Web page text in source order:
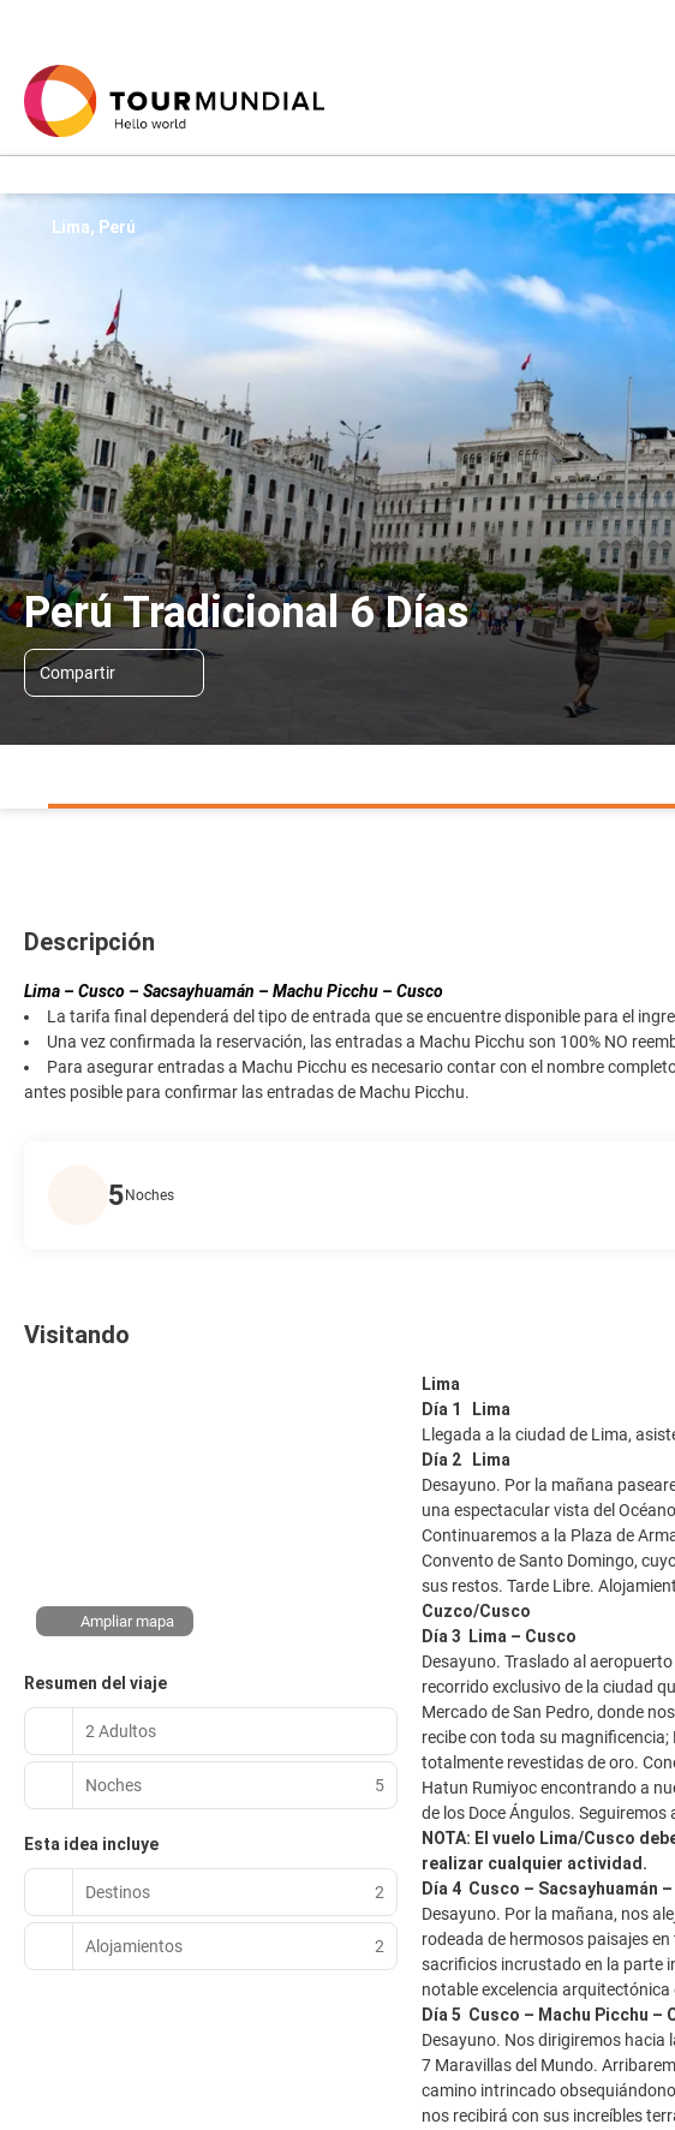
Perú Tradicional 6 Días
Compartir
Lima, Perú
Descripción
Lima – Cusco – Sacsayhuamán – Machu Picchu – Cusco
La tarifa final dependerá del tipo de entrada que se encuentre disponible para el
Una vez confirmada la reservación, las entradas a Machu Picchu son 100% NO
Para asegurar entradas a Machu Picchu es necesario contar con el nombre
antes posible para confirmar las entradas de Machu Picchu.
5 Noches
Visitando
Ampliar mapa
Resumen del viaje
2 Adultos
Noches 5
Esta idea incluye
Destinos 2
Alojamientos 2
Lima
Día 1 Lima
Llegada a la ciudad de Lima,
Día 2 Lima
Desayuno. Por la mañana
una espectacular vista del
Continuaremos a la Plaza de
Convento de Santo Domingo,
sus restos. Tarde Libre.
Cuzco/Cusco
Día 3 Lima – Cusco
Desayuno. Traslado al
recorrido exclusivo de la ciudad
Mercado de San Pedro, donde
recibe con toda su
totalmente revestidas de oro.
Hatun Rumiyoc encontrando a
de los Doce Ángulos.
NOTA: El vuelo Lima/Cusco
realizar cualquier actividad.
Día 4 Cusco – Sacsayhuamán
Desayuno. Por la mañana, nos
rodeada de hermosos paisajes
sacrificios incrustado en la parte
notable excelencia
Día 5 Cusco – Machu Picchu –
Desayuno. Nos dirigiremos hacia
7 Maravillas del Mundo.
camino intrincado
nos recibirá con sus increíbles